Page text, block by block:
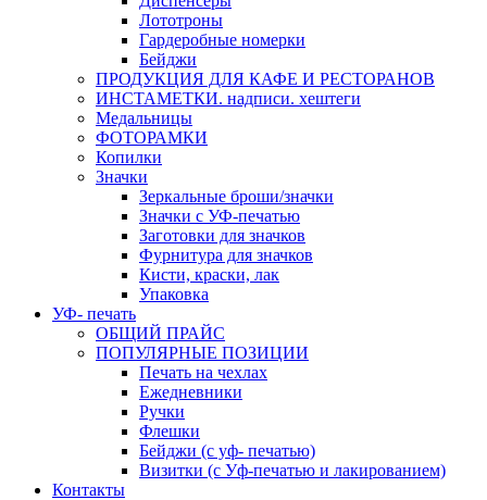
Лототроны
Гардеробные номерки
Бейджи
ПРОДУКЦИЯ ДЛЯ КАФЕ И РЕСТОРАНОВ
ИНСТАМЕТКИ. надписи. хештеги
Медальницы
ФОТОРАМКИ
Копилки
Значки
Зеркальные броши/значки
Значки с УФ-печатью
Заготовки для значков
Фурнитура для значков
Кисти, краски, лак
Упаковка
УФ- печать
ОБЩИЙ ПРАЙС
ПОПУЛЯРНЫЕ ПОЗИЦИИ
Печать на чехлах
Ежедневники
Ручки
Флешки
Бейджи (с уф- печатью)
Визитки (с Уф-печатью и лакированием)
Контакты